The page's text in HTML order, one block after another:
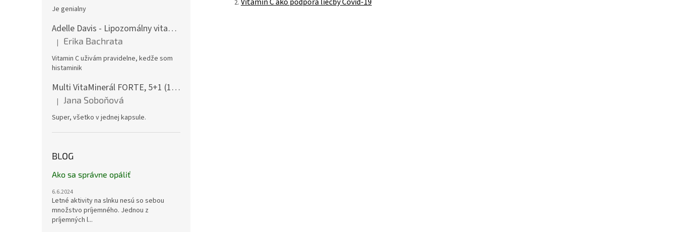
Je genialny
Adelle Davis - Lipozomálny vitamín C, 200 ml + Práškový vitamín C, 500 g
Hodnotenie produktu je 5 z 5 hviezdičiek.
| Erika Bachrata
Vitamin C uživám pravidelne, kedže som
histaminik
Multi VitaMinerál FORTE, 5+1 (180 gélových kapsúl) - - komplexný multivitamín
Hodnotenie produktu je 5 z 5 hviezdičiek.
| Jana Soboňová
Super, všetko v jednej kapsule.
BLOG
Ako sa správne opáliť
6.6.2024
Letné aktivity na slnku nesú so sebou
množstvo príjemného. Jednou z
príjemných l...